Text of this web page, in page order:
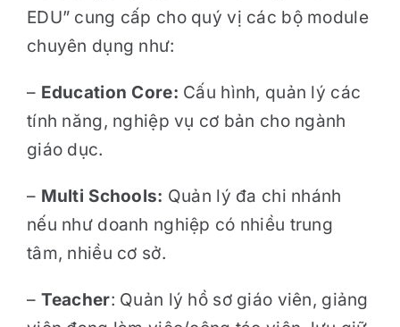
EDU” cung cấp cho quý vị các bộ module
chuyên dụng như:
– Education Core: Cấu hình, quản lý các
tính năng, nghiệp vụ cơ bản cho ngành
giáo dục.
– Multi Schools: Quản lý đa chi nhánh
nếu như doanh nghiệp có nhiều trung
tâm, nhiều cơ sở.
– Teacher: Quản lý hồ sơ giáo viên, giảng